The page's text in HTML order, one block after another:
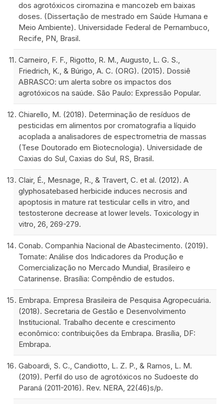
dos agrotóxicos ciromazina e mancozeb em baixas
doses. (Dissertação de mestrado em Saúde Humana e
Meio Ambiente). Universidade Federal de Pernambuco,
Recife, PN, Brasil.
Carneiro, F. F., Rigotto, R. M., Augusto, L. G. S.,
Friedrich, K., & Búrigo, A. C. (ORG). (2015). Dossiê
ABRASCO: um alerta sobre os impactos dos
agrotóxicos na saúde. São Paulo: Expressão Popular.
Chiarello, M. (2018). Determinação de resíduos de
pesticidas em alimentos por cromatografia a líquido
acoplada a analisadores de espectrometria de massas
(Tese Doutorado em Biotecnologia). Universidade de
Caxias do Sul, Caxias do Sul, RS, Brasil.
Clair, É., Mesnage, R., & Travert, C. et al. (2012). A
glyphosatebased herbicide induces necrosis and
apoptosis in mature rat testicular cells in vitro, and
testosterone decrease at lower levels. Toxicology in
vitro, 26, 269-279.
Conab. Companhia Nacional de Abastecimento. (2019).
Tomate: Análise dos Indicadores da Produção e
Comercialização no Mercado Mundial, Brasileiro e
Catarinense. Brasília: Compêndio de estudos.
Embrapa. Empresa Brasileira de Pesquisa Agropecuária.
(2018). Secretaria de Gestão e Desenvolvimento
Institucional. Trabalho decente e crescimento
econômico: contribuições da Embrapa. Brasília, DF:
Embrapa.
Gaboardi, S. C., Candiotto, L. Z. P., & Ramos, L. M.
(2019). Perfil do uso de agrotóxicos no Sudoeste do
Paraná (2011-2016). Rev. NERA, 22(46)s/p.